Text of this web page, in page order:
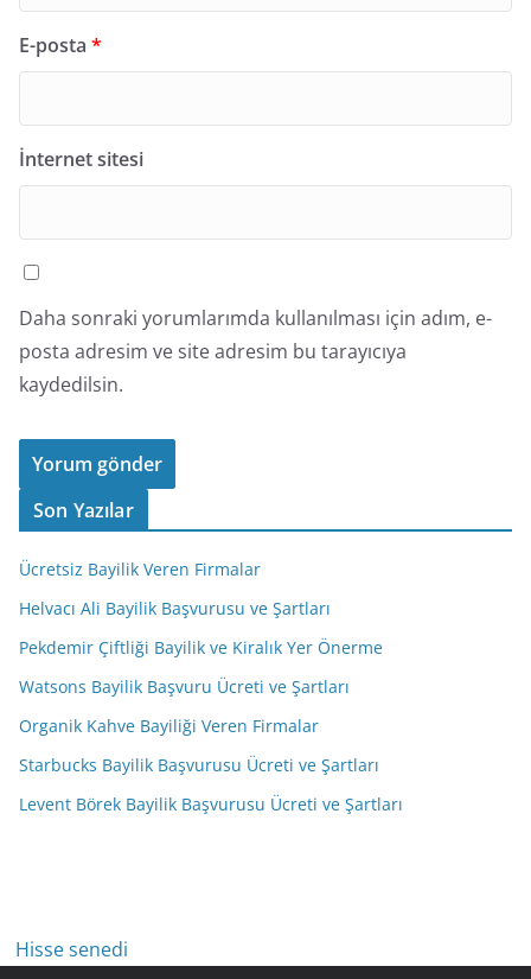
E-posta *
İnternet sitesi
Daha sonraki yorumlarımda kullanılması için adım, e-
posta adresim ve site adresim bu tarayıcıya
kaydedilsin.
Son Yazılar
Ücretsiz Bayilik Veren Firmalar
Helvacı Ali Bayilik Başvurusu ve Şartları
Pekdemir Çiftliği Bayilik ve Kiralık Yer Önerme
Watsons Bayilik Başvuru Ücreti ve Şartları
Organik Kahve Bayiliği Veren Firmalar
Starbucks Bayilik Başvurusu Ücreti ve Şartları
Levent Börek Bayilik Başvurusu Ücreti ve Şartları
Hisse senedi